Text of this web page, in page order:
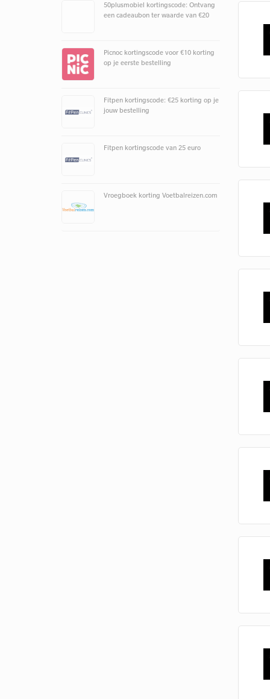
50plusmobiel kortingscode: Ontvang
een cadeaubon ter waarde van €20
Picnoc kortingscode voor €10 korting
op je eerste bestelling
Fitpen kortingscode: €25 korting op je
jouw bestelling
Fitpen kortingscode van 25 euro
Vroegboek korting Voetbalreizen.com